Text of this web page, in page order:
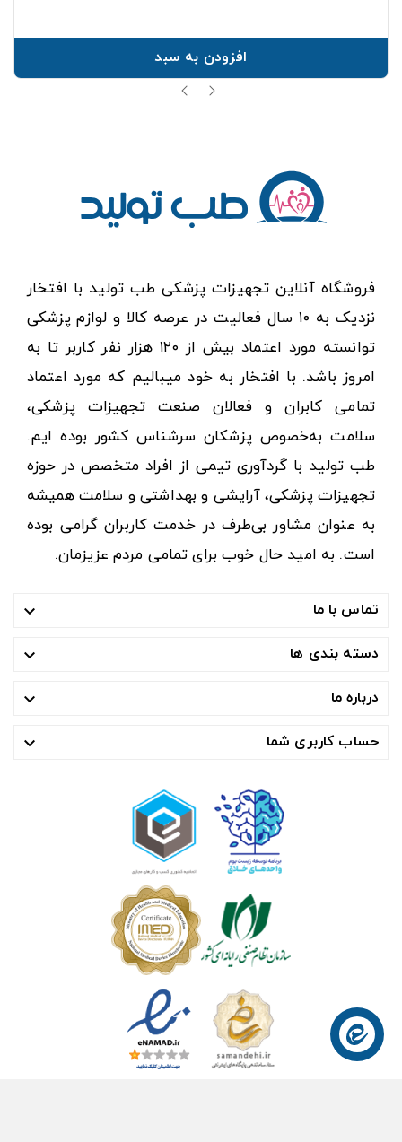
افزودن به سبد
فروشگاه آنلاین تجهیزات پزشکی طب تولید با افتخار
نزدیک به ۱۰ سال فعالیت در عرصه کالا و لوازم پزشکی
توانسته مورد اعتماد بیش از ۱۲۰ هزار نفر کاربر تا به
امروز باشد. با افتخار به خود میبالیم که مورد اعتماد
تمامی کابران و فعالان صنعت تجهیزات پزشکی،
سلامت به‌خصوص پزشکان سرشناس کشور بوده ایم.
طب تولید با گردآوری تیمی از افراد متخصص در حوزه
تجهیزات پزشکی، آرایشی و بهداشتی و سلامت همیشه
به عنوان مشاور بی‌طرف در خدمت کاربران گرامی بوده
است. به امید حال خوب برای تمامی مردم عزیزمان.
تماس با ما 
دسته بندی ها 
درباره ما 
حساب کاربری شما 